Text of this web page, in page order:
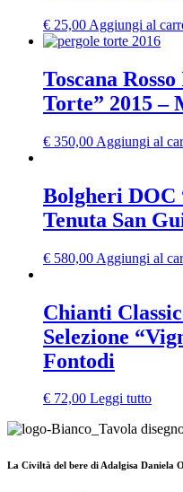
€ 25,00 Aggiungi al
Toscana
Torte” 2015 –
€ 350,00 Aggiungi al
Bolgheri DOC
Tenuta San
€ 580,00 Aggiungi al
Chianti
Selezione
Fontodi
€ 72,00 Leggi tutto
La Civiltà del bere di Adalgisa Daniela